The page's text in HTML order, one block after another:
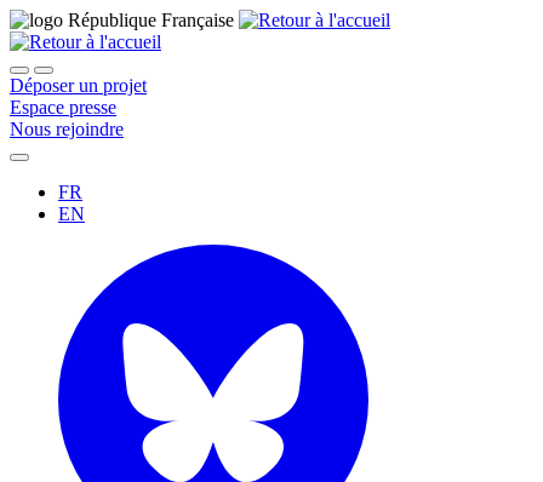
Déposer un projet
Espace presse
Nous rejoindre
FR
EN